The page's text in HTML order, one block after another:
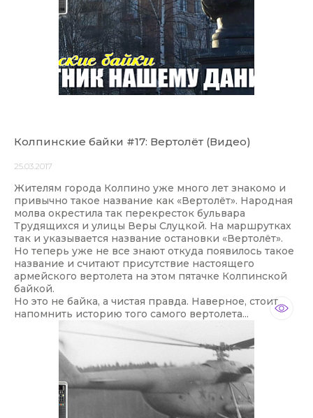
Колпинские байки #17: Вертолёт (Видео)
25.03.2017
Жителям города Колпино уже много лет знакомо и
привычно такое название как «Вертолёт». Народная
молва окрестила так перекресток бульвара
Трудящихся и улицы Веры Слуцкой. На маршрутках
так и указывается название остановки «Вертолёт».
Но теперь уже не все знают откуда появилось такое
название и считают присутствие настоящего
армейского вертолета на этом пятачке Колпинской
байкой.
Но это не байка, а чистая правда. Наверное, стоит
напомнить историю того самого вертолета...